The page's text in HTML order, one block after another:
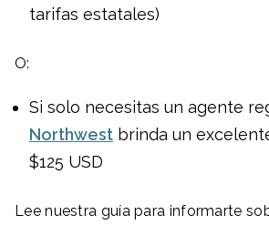
tarifas estatales)
O:
Si solo necesitas un agente
Northwest brinda un
$125 USD
Lee nuestra guía para informarte